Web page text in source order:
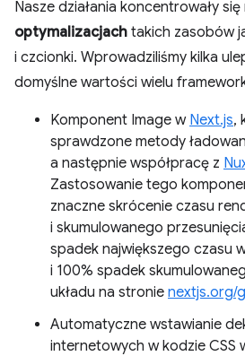
Nasze działania koncentrowały się
optymalizacjach takich zasobów
i czcionki. Wprowadziliśmy kilka
domyślne wartości wielu
Komponent Image w Next.js,
sprawdzone metody
a następnie współpracę z
Zastosowanie tego
znaczne skrócenie czasu
i skumulowanego
spadek największego czasu
i 100% spadek
układu na stronie nextjs.org/
Automatyczne wstawianie
internetowych w kodzie CSS